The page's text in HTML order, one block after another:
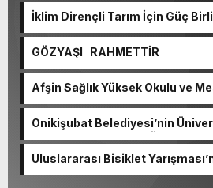
İklim Dirençli Tarım İçin Güç
GÖZYAŞI RAHMETTİR
Afşin Sağlık Yüksek Okulu ve
Okulunda görev değişimi!
Onikişubat Belediyesi’nin
başvurularında son gün 7
Uluslararası Bisiklet